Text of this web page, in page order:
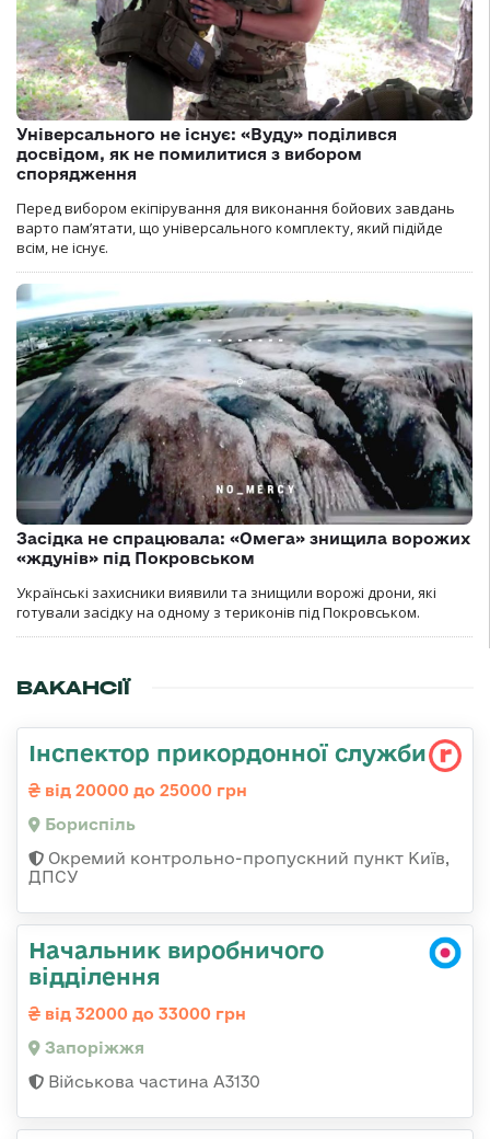
Універсального не існує: «Вуду» поділився
досвідом, як не помилитися з вибором
спорядження
Перед вибором екіпірування для виконання бойових завдань
варто пам’ятати, що універсального комплекту, який підійде
всім, не існує.
Засідка не спрацювала: «Омега» знищила ворожих
«ждунів» під Покровськом
Українські захисники виявили та знищили ворожі дрони, які
готували засідку на одному з териконів під Покровськом.
ВАКАНСІЇ
Інспектор прикордонної служби
від 20000 до 25000 грн
Бориспіль
Окремий контрольно-пропускний пункт Київ,
ДПСУ
Начальник виробничого
відділення
від 32000 до 33000 грн
Запоріжжя
Військова частина А3130